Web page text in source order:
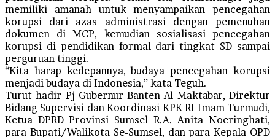
memiliki amanah untuk menyampaikan pencegahan
korupsi dari azas administrasi dengan pemenuhan
dokumen di MCP, kemudian sosialisasi pencegahan
korupsi di pendidikan formal dari tingkat SD sampai
perguruan tinggi.
“Kita harap kedepannya, budaya pencegahan korupsi
menjadi budaya di Indonesia,” kata Teguh.
Turut hadir Pj Gubernur Banten Al Maktabar, Direktur
Bidang Supervisi dan Koordinasi KPK RI Imam Turmudi,
Ketua DPRD Provinsi Sumsel R.A. Anita Noeringhati,
para Bupati/Walikota Se-Sumsel, dan para Kepala OPD